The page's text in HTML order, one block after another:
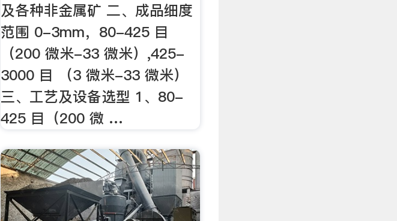
及各种非金属矿 二、成品细度
范围 0-3mm，80-425 目
（200 微米-33 微米）,425-
3000 目 （3 微米-33 微米）
三、工艺及设备选型 1、80-
425 目（200 微 …